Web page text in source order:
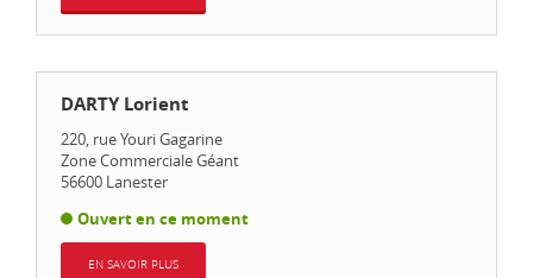
DARTY Lorient
220, rue Youri Gagarine
Zone Commerciale Géant
56600 Lanester
Ouvert en ce moment
EN SAVOIR PLUS